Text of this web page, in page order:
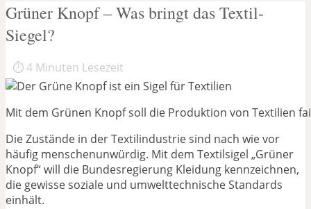
Grüner Knopf – Was bringt das Textil-
Siegel?
⏱4 Minuten Lesezeit
Mit dem Grünen Knopf soll die Produktion von Textilien
Die Zustände in der Textilindustrie sind nach wie vor
häufig menschenunwürdig. Mit dem Textilsigel „Grüner
Knopf“ will die Bundesregierung Kleidung kennzeichnen,
die gewisse soziale und umwelttechnische Standards
einhält.